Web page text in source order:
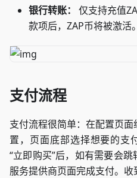
银行转账：
仅支持充值
款项后，ZAP币将被激活。
支付流程
支付流程很简单：在配置页
置，页面底部选择想要的支
“立即购买”后，如有需要会
服务提供商页面完成支付。收